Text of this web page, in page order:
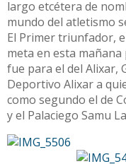
largo etcétera de
mundo del atletismo
El Primer triunfador,
meta en esta
fue para el del Alixar,
Deportivo Alixar a
como segundo el de
y el Palaciego Samu